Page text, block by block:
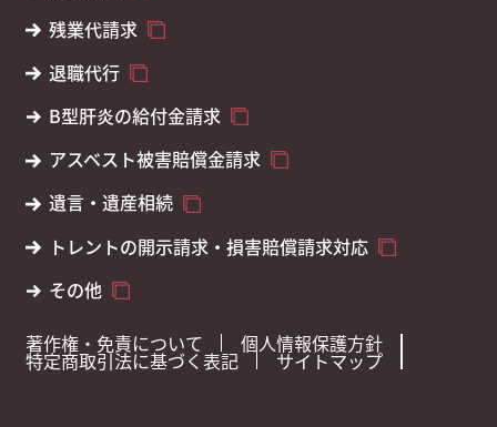
残業代請求
退職代行
B型肝炎の給付金請求
アスベスト被害賠償金請求
遺言・遺産相続
トレントの開示請求・損害賠償請求対応
その他
著作権・免責について
個人情報保護方針
特定商取引法に基づく表記 サイトマップ